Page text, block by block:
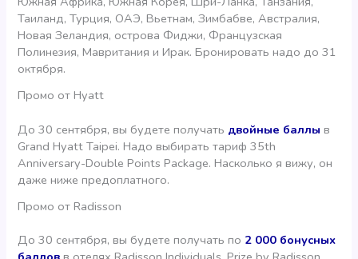
Таиланд, Турция, ОАЭ, Вьетнам, Зимбабве, Австралия,
Новая Зеландия, острова Фиджи, Французская
Полинезия, Мавритания и Ирак. Бронировать надо до 31
октября.
Промо от Hyatt
До 30 сентября, вы будете получать двойные баллы в
Grand Hyatt Taipei. Надо выбирать тариф 35th
Anniversary-Double Points Package. Насколько я вижу, он
даже ниже предоплатного.
Промо от Radisson
До 30 сентября, вы будете получать по 2 000 бонусных